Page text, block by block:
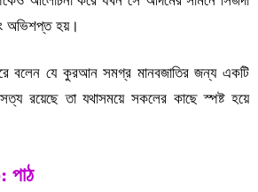
অভিশপ্ত হয়।
বলেন যে কুরআন সমগ্র মানবজাতির জন্য একটি
রয়েছে তা যথাসময়ে সকলের কাছে স্পষ্ট হয়ে
পাঠ